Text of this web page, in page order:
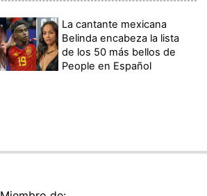
La cantante mexicana
Belinda encabeza la lista
de los 50 más bellos de
People en Español